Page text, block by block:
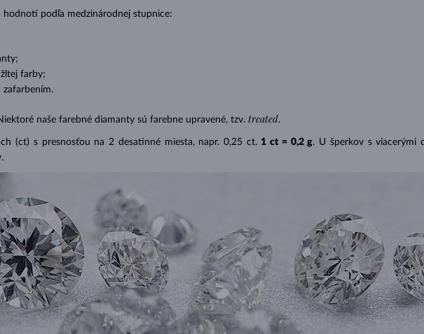
hodnotí podľa medzinárodnej stupnice:
farby;
zafarbením.
naše farebné diamanty sú farebne upravené, tzv. treated.
(ct) s presnosťou na 2 desatinné miesta, napr. 0,25 ct. 1 ct = 0,2 g. U šperkov s viacerými